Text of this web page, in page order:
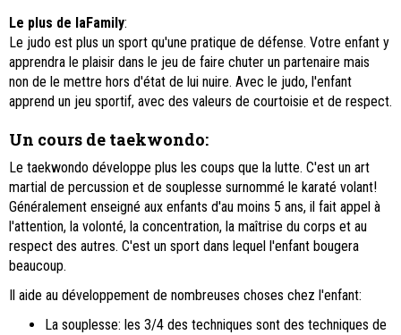
Le plus de laFamily:
Le judo est plus un sport qu'une pratique de défense. Votre enfant y
apprendra le plaisir dans le jeu de faire chuter un partenaire mais
non de le mettre hors d'état de lui nuire. Avec le judo, l'enfant
apprend un jeu sportif, avec des valeurs de courtoisie et de respect.
Un cours de taekwondo:
Le taekwondo développe plus les coups que la lutte. C'est un art
martial de percussion et de souplesse surnommé le karaté volant!
Généralement enseigné aux enfants d'au moins 5 ans, il fait appel à
l'attention, la volonté, la concentration, la maîtrise du corps et au
respect des autres. C'est un sport dans lequel l'enfant bougera
beaucoup.
Il aide au développement de nombreuses choses chez l'enfant:
La souplesse: les 3/4 des techniques sont des techniques de